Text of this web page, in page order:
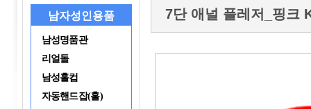
남자성인용품
남성명품관
리얼돌
남성홀컵
자동핸드잡(홀)
7단 애널 플레저_핑크